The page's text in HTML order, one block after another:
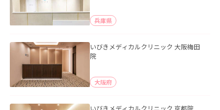
兵庫県
いびきメディカルクリニック 大阪梅田
院
大阪府